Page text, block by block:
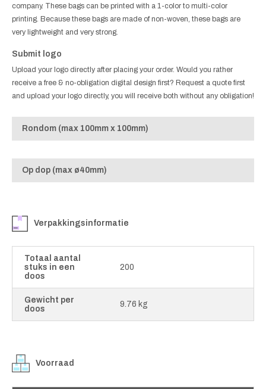
company. These bags can be printed with a 1-color to multi-color
printing. Because these bags are made of non-woven, these bags are
very lightweight and very strong.
Submit logo
Upload your logo directly after placing your order. Would you rather
receive a free & no-obligation digital design first? Request a quote first
and upload your logo directly, you will receive both without any obligation!
Rondom (max 100mm x 100mm)
Op dop (max ø40mm)
Verpakkingsinformatie
Totaal aantal
stuks in een
doos
200
Gewicht per
doos
9.76 kg
Voorraad